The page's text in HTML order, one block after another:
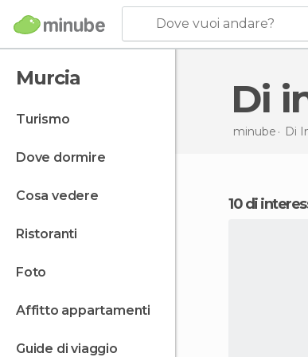
Dove vuoi andare?
Murcia
turismo
dove dormire
cosa vedere
ristoranti
foto
affitto appartamenti
guide di viaggio
Di
minube Di
10 di